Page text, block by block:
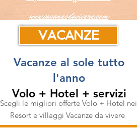
VACANZE
Vacanze al sole tutto
l'anno
Volo + Hotel + servizi
Scegli le migliori offerte Volo + Hotel nei
Resort e villaggi Vacanze da vivere